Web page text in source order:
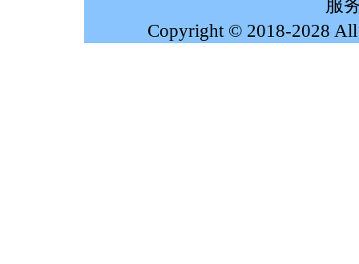
服
Copyright © 2018-2028